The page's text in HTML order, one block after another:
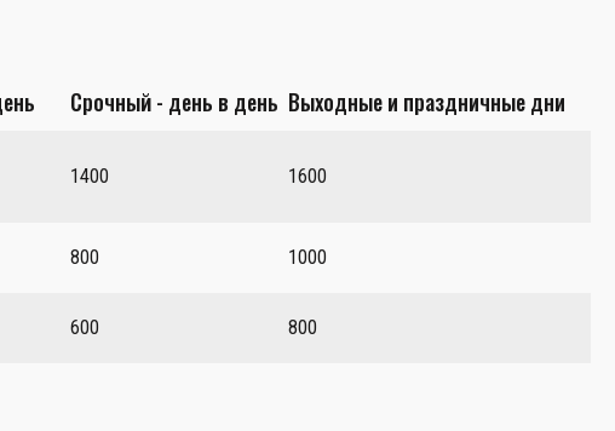
Срочный - день в день Выходные и праздничные дни
1400 1600
800 1000
600 800